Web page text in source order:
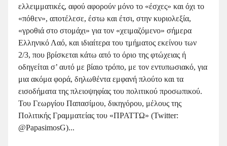
ελλειμματικές, αφού αφορούν μόνο το «έσχες» και όχι το
«πόθεν», αποτέλεσε, έστω και έτσι, στην κυριολεξία,
«γροθιά στο στομάχι» για τον «χειμαζόμενο» σήμερα
Ελληνικό Λαό, και ιδιαίτερα του τμήματος εκείνου των
2/3, που βρίσκεται κάτω από το όριο της φτώχειας ή
οδηγείται σ’ αυτό με βίαιο τρόπο, με τον εντυπωσιακό, για
μια ακόμα φορά, δηλωθέντα εμφανή πλούτο και τα
εισοδήματα της πλειοψηφίας του πολιτικού προσωπικού.
Του Γεωργίου Παπασίμου, δικηγόρου, μέλους της
Πολιτικής Γραμματείας του «ΠΡΑΤΤΩ» (Twitter:
@PapasimosG)...